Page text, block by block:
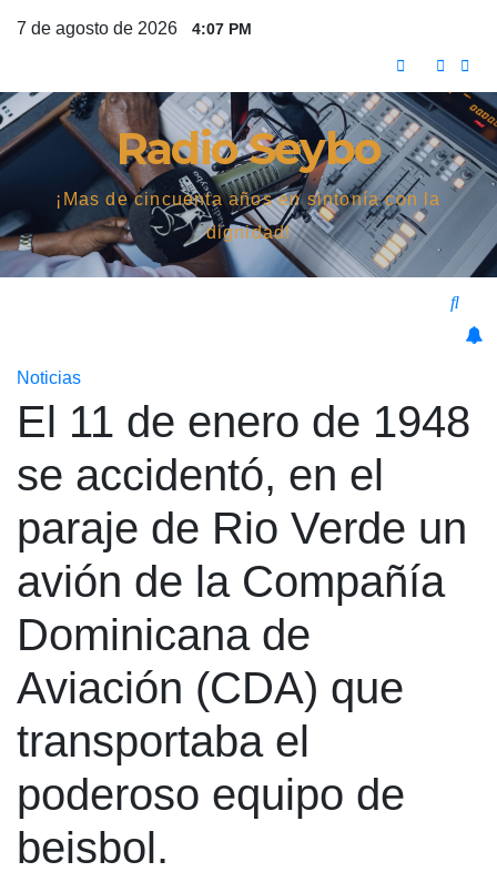
7 de agosto de 2026 4:07 PM
Radio Seybo
¡Mas de cincuenta años en sintonía con la
dignidad!
Noticias
El 11 de enero de 1948
se accidentó, en el
paraje de Rio Verde un
avión de la Compañía
Dominicana de
Aviación (CDA) que
transportaba el
poderoso equipo de
beisbol.